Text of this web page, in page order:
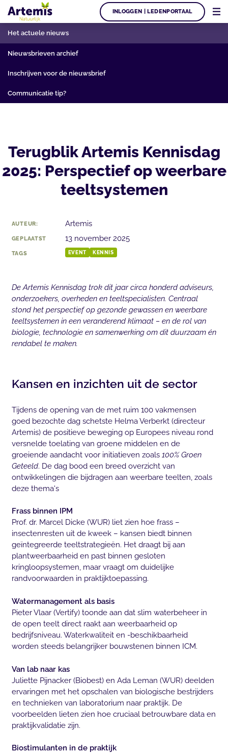
INLOGGEN | LEDENPORTAAL
Het actuele nieuws
Nieuwsbrieven archief
Inschrijven voor de nieuwsbrief
Communicatie tip?
Terugblik Artemis Kennisdag
2025: Perspectief op weerbare
teeltsystemen
AUTEUR: Artemis
GEPLAATST 13 november 2025
TAGS EVENT KENNIS
De Artemis Kennisdag trok dit jaar circa honderd adviseurs,
onderzoekers, overheden en teeltspecialisten. Centraal
stond het perspectief op gezonde gewassen en weerbare
teeltsystemen in een veranderend klimaat – en de rol van
biologie, technologie en samenwerking om dit duurzaam én
rendabel te maken.
Kansen en inzichten uit de sector
Tijdens de opening van de met ruim 100 vakmensen
goed bezochte dag schetste Helma Verberkt (directeur
Artemis) de positieve beweging op Europees niveau rond
versnelde toelating van groene middelen en de
groeiende aandacht voor initiatieven zoals 100% Groen
Geteeld. De dag bood een breed overzicht van
ontwikkelingen die bijdragen aan weerbare teelten, zoals
deze thema's
Frass binnen IPM
Prof. dr. Marcel Dicke (WUR) liet zien hoe frass –
insectenresten uit de kweek – kansen biedt binnen
geïntegreerde teeltstrategieën. Het draagt bij aan
plantweerbaarheid en past binnen gesloten
kringloopsystemen, maar vraagt om duidelijke
randvoorwaarden in praktijktoepassing.
Watermanagement als basis
Pieter Vlaar (Vertify) toonde aan dat slim waterbeheer in
de open teelt direct raakt aan weerbaarheid op
bedrijfsniveau. Waterkwaliteit en -beschikbaarheid
worden steeds belangrijker bouwstenen binnen ICM.
Van lab naar kas
Juliette Pijnacker (Biobest) en Ada Leman (WUR) deelden
ervaringen met het opschalen van biologische bestrijders
en technieken van laboratorium naar praktijk. De
voorbeelden lieten zien hoe cruciaal betrouwbare data en
praktijkvalidatie zijn.
Biostimulanten in de praktijk